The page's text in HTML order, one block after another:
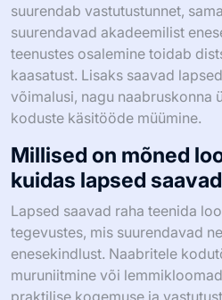
suurendab vastutustunnet,
suurendavad akadeemilist
teenustes osalemine toidab
kaasatust. Lisaks saavad
võimalusi, nagu naabruskonna
koduste käsitööde müümine.
Millised on mõned
kuidas lapsed
Lapsed saavad raha teenida
tegevustes, mis suurendavad
enesekindlust. Naabritele
muruniitmine või